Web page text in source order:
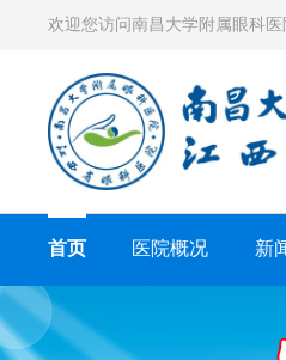
欢迎您访问南昌大学附属眼科医
首页 医院概况 新